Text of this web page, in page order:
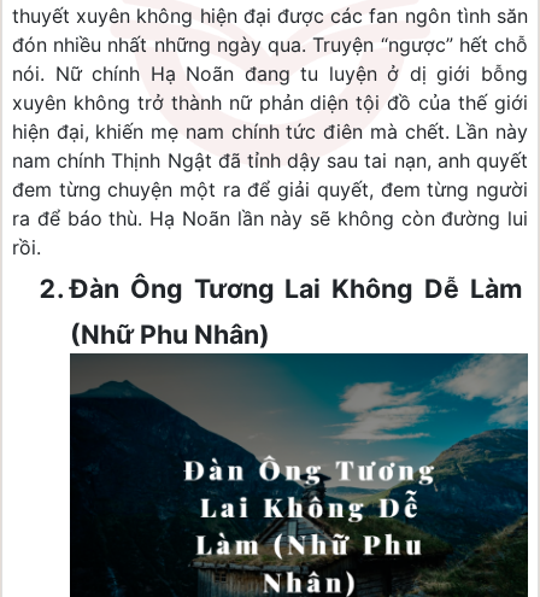
thuyết xuyên không hiện đại được các fan ngôn tình săn
đón nhiều nhất những ngày qua. Truyện “ngược” hết chỗ
nói. Nữ chính Hạ Noãn đang tu luyện ở dị giới bỗng
xuyên không trở thành nữ phản diện tội đồ của thế giới
hiện đại, khiến mẹ nam chính tức điên mà chết. Lần này
nam chính Thịnh Ngật đã tỉnh dậy sau tai nạn, anh quyết
đem từng chuyện một ra để giải quyết, đem từng người
ra để báo thù. Hạ Noãn lần này sẽ không còn đường lui
rồi.
Đàn Ông Tương Lai Không Dễ Làm
(Nhữ Phu Nhân)